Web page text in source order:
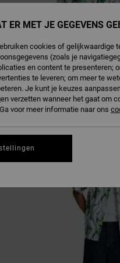
ER MET JE GEGEVENS
cookies of
(zoals je
en content te presenteren;
te leveren; om meer te
Je kunt je keuzes
verzetten wanneer het gaat om
voor meer informatie naar ons